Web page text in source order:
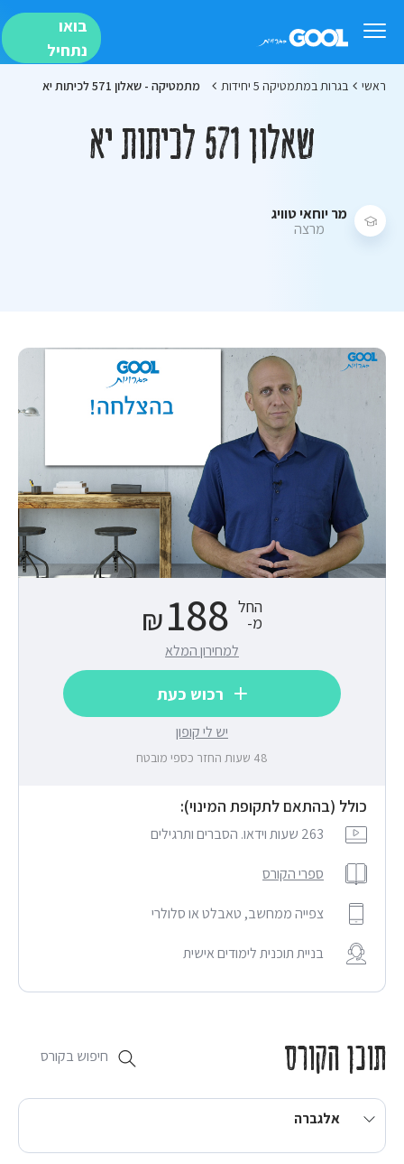
בואו
נתחיל
ראשי בגרות במתמטיקה 5 יחידות מתמטיקה - שאלון 571 לכיתות יא
שאלון 571 לכיתות יא
מר יוחאי טוויג
מרצה
תוכן הקורס
אלגברה
החל
מ- 188
₪
למחירון המלא
רכוש כעת
יש לי קופון
48 שעות החזר כספי מובטח
כולל (בהתאם לתקופת המינוי):
263 שעות וידאו. הסברים ותרגילים
ספרי הקורס
צפייה ממחשב, טאבלט או סלולרי
בניית תוכנית לימודים אישית